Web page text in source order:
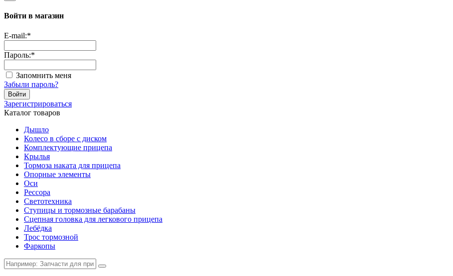
Войти в магазин
E-mail:*
Пароль:*
Запомнить меня
Забыли пароль?
Войти
Зарегистрироваться
Каталог товаров
Дышло
Колесо в сборе с диском
Комплектующие прицепа
Крылья
Тормоза наката для прицепа
Опорные элементы
Оси
Рессора
Светотехника
Ступицы и тормозные барабаны
Сцепная головка для легкового прицепа
Лебёдка
Трос тормозной
Фаркопы